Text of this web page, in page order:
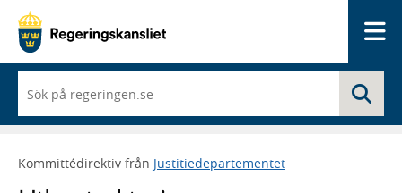
du
börjar
skriva
framträder
Kommittédirektiv från Justitiedepartementet